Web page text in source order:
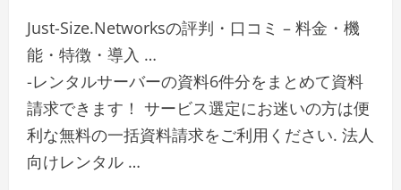
Just-Size.Networksの評判・口コミ – 料金・機
能・特徴・導入 …
-レンタルサーバーの資料6件分をまとめて資料
請求できます！ サービス選定にお迷いの方は便
利な無料の一括資料請求をご利用ください. 法人
向けレンタル …